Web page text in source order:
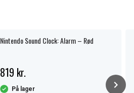
Nintendo Sound Clock: Alarm – Rød
819 kr.
På lager